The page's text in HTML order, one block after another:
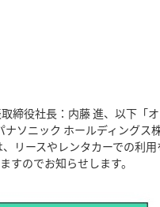
締役社長：内藤 進、以下「
ソニック ホールディング
リースやレンタカーでの利
すのでお知らせします。